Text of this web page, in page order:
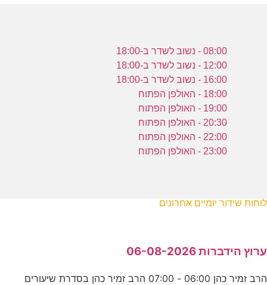
08:00 - נשוב לשדר ב-18:00
12:00 - נשוב לשדר ב-18:00
16:00 - נשוב לשדר ב-18:00
18:00 - האולפן הפתוח
19:00 - האולפן הפתוח
20:30 - האולפן הפתוח
22:00 - האולפן הפתוח
23:00 - האולפן הפתוח
לוחות שידור יומיים אחרונים
ערוץ הידברות 06-08-2026
הרב זמיר כהן 06:00 - 07:00 הרב זמיר כהן בסדרת שיעורים